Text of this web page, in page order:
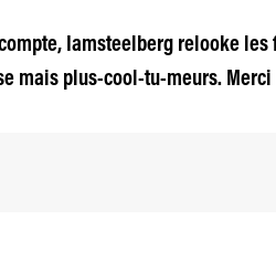
Iamsteelberg relooke
mais plus-cool-tu-meurs. Merci